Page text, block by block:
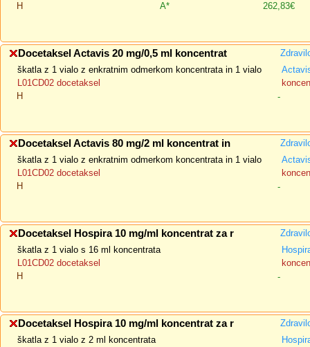
H
A* 262,83€
Docetaksel Actavis 20 mg/0,5 ml koncentrat
škatla z 1 vialo z enkratnim odmerkom koncentrata in 1 vialo
L01CD02 docetaksel
H
-
Docetaksel Actavis 80 mg/2 ml koncentrat in
škatla z 1 vialo z enkratnim odmerkom koncentrata in 1 vialo
L01CD02 docetaksel
H
-
Docetaksel Hospira 10 mg/ml koncentrat za r
škatla z 1 vialo s 16 ml koncentrata
L01CD02 docetaksel
H
-
Docetaksel Hospira 10 mg/ml koncentrat za r
škatla z 1 vialo z 2 ml koncentrata